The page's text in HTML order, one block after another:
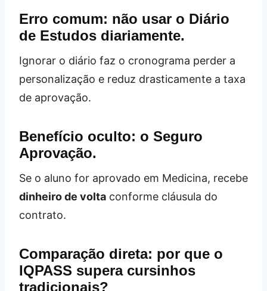
Erro comum: não usar o Diário
de Estudos diariamente.
Ignorar o diário faz o cronograma perder a
personalização e reduz drasticamente a taxa
de aprovação.
Benefício oculto: o Seguro
Aprovação.
Se o aluno for aprovado em Medicina, recebe
dinheiro de volta conforme cláusula do
contrato.
Comparação direta: por que o
IQPASS supera cursinhos
tradicionais?